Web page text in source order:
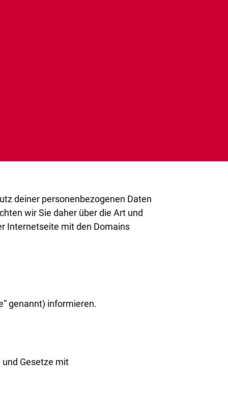
deiner personenbezogenen Daten
wir Sie daher über die Art und
Internetseite mit den Domains
genannt) informieren.
und Gesetze mit